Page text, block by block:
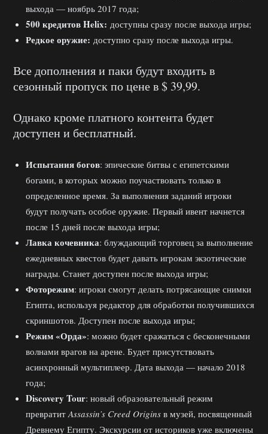
выхода — ноябрь 2017 года;
500 кредитов Helix: доступны сразу после выхода игры;
Редкое оружие: доступно сразу после выхода игры.
Все дополнения и паки будут входить в
сезонный пропуск по цене в $ 39,99.
Однако кроме платного контента будет
доступен и бесплатный.
Испытания богов: эпические битвы с египетскими
богами, в которых можно поучаствовать только в
определенное время. За выполнения заданий игроки
будут получать особое оружие. Первый ивент начнется
после 15 дней после выхода игры;
Лавка кочевника: блуждающий торговец за выполнение
ежедневных квестов будет давать игрокам экзотические
награды. Станет доступен после выхода игры;
Фоторежим: игроки смогут делать потрясающие снимки
Египта, используя редактор для обработки получившихся
скриншотов. Доступен после выхода игры;
Режим «Орда»: можно будет сражаться с бесконечными
волнами врагов на арене. Будет присутствовать
асинхронный мультиплеер. Дата выхода — начало 2018
года;
Discovery Tour: новый образовательный режим
превратит Assassin’s Creed Origins в музей, посвященный
Древнему Египту. Экскурсии от историков уже включены